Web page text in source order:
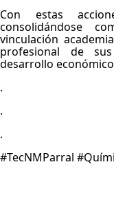
Con estas
consolidándose
vinculación
profesional de
desarrollo
.
.
.
#TecNMParral